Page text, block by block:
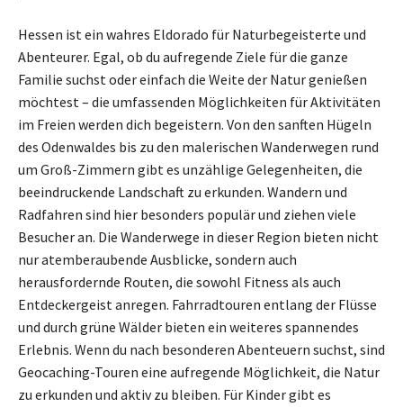
Hessen ist ein wahres Eldorado für Naturbegeisterte und
Abenteurer. Egal, ob du aufregende Ziele für die ganze
Familie suchst oder einfach die Weite der Natur genießen
möchtest – die umfassenden Möglichkeiten für Aktivitäten
im Freien werden dich begeistern. Von den sanften Hügeln
des Odenwaldes bis zu den malerischen Wanderwegen rund
um Groß-Zimmern gibt es unzählige Gelegenheiten, die
beeindruckende Landschaft zu erkunden. Wandern und
Radfahren sind hier besonders populär und ziehen viele
Besucher an. Die Wanderwege in dieser Region bieten nicht
nur atemberaubende Ausblicke, sondern auch
herausfordernde Routen, die sowohl Fitness als auch
Entdeckergeist anregen. Fahrradtouren entlang der Flüsse
und durch grüne Wälder bieten ein weiteres spannendes
Erlebnis. Wenn du nach besonderen Abenteuern suchst, sind
Geocaching-Touren eine aufregende Möglichkeit, die Natur
zu erkunden und aktiv zu bleiben. Für Kinder gibt es